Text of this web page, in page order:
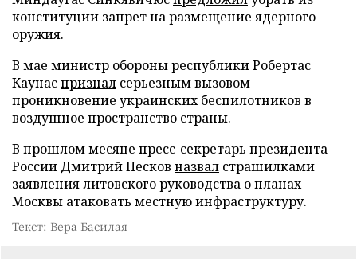
конституции запрет на размещение ядерного
оружия.
В мае министр обороны республики Робертас
Каунаспризнал серьезным вызовом
проникновение украинских беспилотников в
воздушное пространство страны.
В прошлом месяце пресс-секретарь президента
России Дмитрий Песков назвал страшилками
заявления литовского руководства о планах
Москвы атаковать местную инфраструктуру.
Текст: Вера Басилая